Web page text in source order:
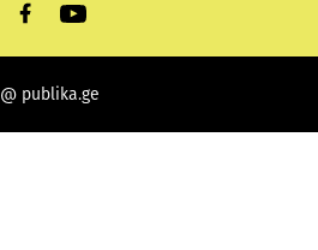
@ publika.ge